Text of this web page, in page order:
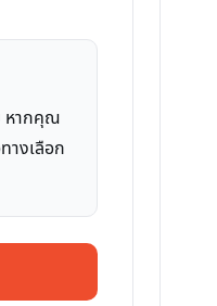
หากคุณ
างเลือก